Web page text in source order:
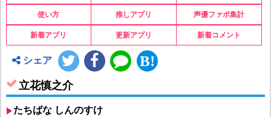
使い方 推しアプリ 声優ファボ集計
新着アプリ 更新アプリ 新着コメント
シェア
立花慎之介
たちばな しんのすけ